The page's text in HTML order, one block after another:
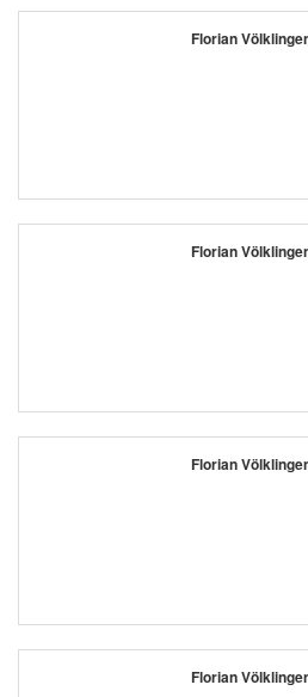
Florian
Florian
Florian
Florian